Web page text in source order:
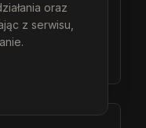
oraz
z serwisu,